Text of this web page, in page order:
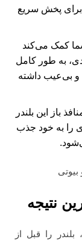
برای پخش سریع
شما کمک می‌کند
به طور کامل
بی‌عیب داشته
باز این بلندر
را به خود جذب
بیوتی
نتیجه
را قبل از